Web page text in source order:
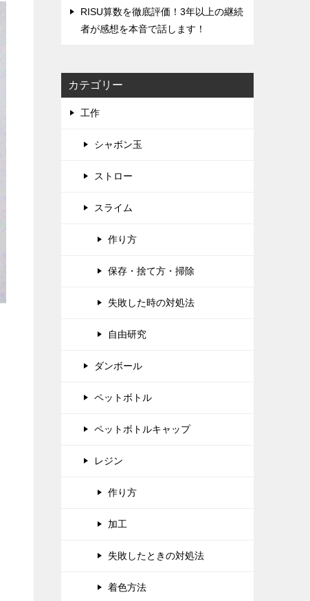
RISU算数を徹底評価！‌3年以上の継続
者が感想を本音で話します！
カテゴリー
工作
シャボン玉
ストロー
スライム
作り方
保存・捨て方・掃除
失敗した時の対処法
自由研究
ダンボール
ペットボトル
ペットボトルキャップ
レジン
作り方
加工
失敗したときの対処法
着色方法